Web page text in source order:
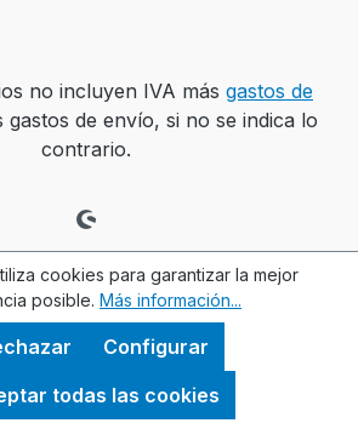
no incluyen IVA más gastos de
gastos de envío, si no se indica lo
contrario.
cookies para garantizar la mejor
posible. Más información...
Configurar
todas las cookies